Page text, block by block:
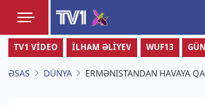
TV1
Zamanı bizimlə yaşa!
TV1 VIDEO İLHAM ƏLIYEV WUF13
ƏSAS DÜNYA ERMƏNISTANDAN HAVAYA